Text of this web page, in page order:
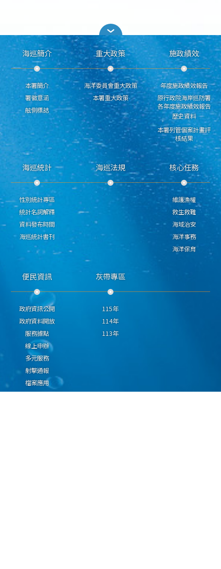
海巡簡介
本署簡介
署徽意涵
舷側標誌
重大政策
海洋委員會重大政策
本署重大政策
施政績效
年度施政績效報告
原行政院海岸巡防署
各年度施政績效報告
歷史資料
本署列管個案計畫評
核結果
海巡統計
性別統計專區
統計名詞解釋
資料發布時間
海巡統計書刊
海巡法規 核心任務
維護漁權
救生救難
海域治安
海洋事務
海洋保育
便民資訊
政府資訊公開
政府資料開放
服務據點
線上申辦
多元服務
射擊通報
檔案應用
灰帶專區
115年
114年
113年